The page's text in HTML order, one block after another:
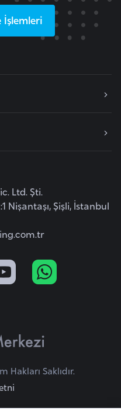
İşlemleri
Ltd. Şti.
Nişantaşı, Şişli, İstanbul
Hakları Saklıdır.